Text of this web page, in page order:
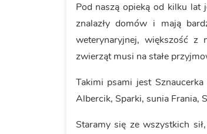
Pod naszą opieką od kilku lat
znalazły domów i mają
weterynaryjnej, większość z
zwierząt musi na stałe
Takimi psami jest
Albercik, Sparki, sunia Frania,
Staramy się ze wszystkich